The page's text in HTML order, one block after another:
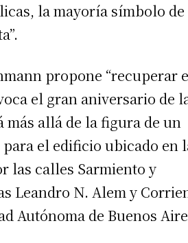
la mayoría símbolo
propone “recuperar
el gran aniversario de
más allá de la figura de un
el edificio ubicado en
las calles Sarmiento y
Leandro N. Alem y
Autónoma de Buenos